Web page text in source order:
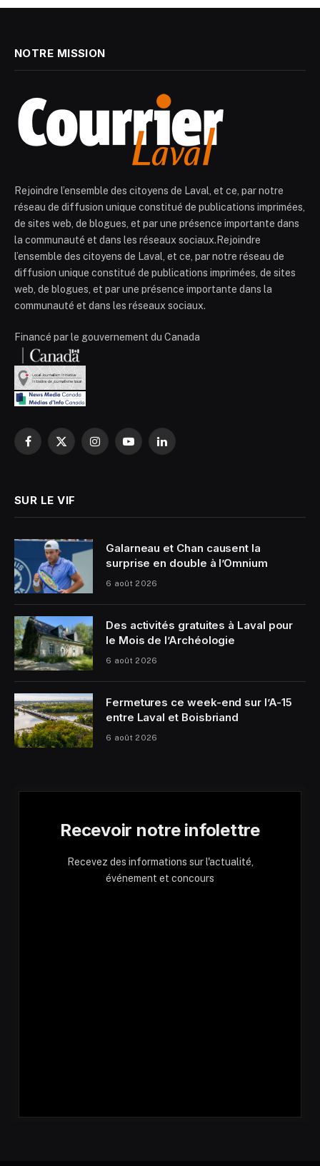
NOTRE MISSION
Rejoindre l’ensemble des citoyens de Laval, et ce, par notre
réseau de diffusion unique constitué de publications imprimées,
de sites web, de blogues, et par une présence importante dans
la communauté et dans les réseaux sociaux.Rejoindre
l’ensemble des citoyens de Laval, et ce, par notre réseau de
diffusion unique constitué de publications imprimées, de sites
web, de blogues, et par une présence importante dans la
communauté et dans les réseaux sociaux.
Financé par le gouvernement du Canada
Facebook
X
InstagramYouTubeLinkedIn
SUR LE VIF
Galarneau et Chan causent la
surprise en double à l’Omnium
6 août 2026
Des activités gratuites à Laval pour
le Mois de l’Archéologie
6 août 2026
Fermetures ce week-end sur l’A-15
entre Laval et Boisbriand
6 août 2026
Recevoir notre infolettre
Recevez des informations sur l'actualité,
événement et concours